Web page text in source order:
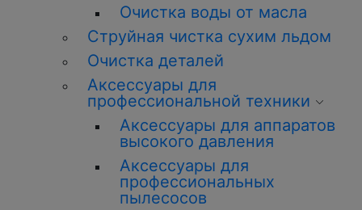
Очистка воды от масла
Струйная чистка сухим льдом
Очистка деталей
Аксессуары для
профессиональной техники
Аксессуары для аппаратов
высокого давления
Аксессуары для
профессиональных
пылесосов